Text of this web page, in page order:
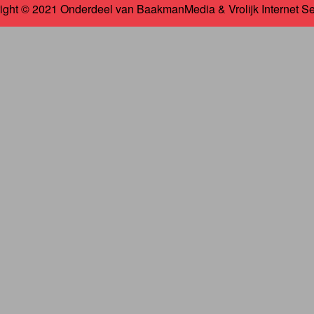
© 2021 Onderdeel van BaakmanMedia& Vrolijk Internet